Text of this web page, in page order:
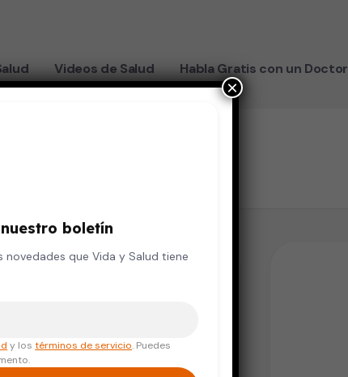
Videos de Salud Habla Gratis con un Doctor
boletín
que Vida y Salud tiene
y lostérminos de servicio. Puedes
×